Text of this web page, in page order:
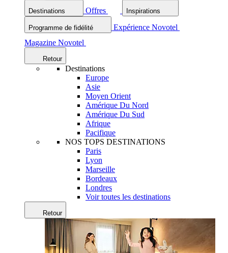
Destinations Offres Inspirations
Programme de fidélité
Expérience Novotel
Magazine Novotel
Retour
Destinations
Europe
Asie
Moyen Orient
Amérique Du Nord
Amérique Du Sud
Afrique
Pacifique
NOS TOPS DESTINATIONS
Paris
Lyon
Marseille
Bordeaux
Londres
Voir toutes les destinations
Retour